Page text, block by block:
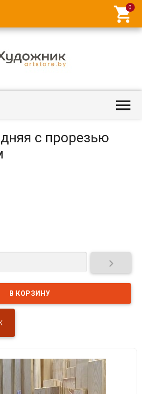


с прорезью
